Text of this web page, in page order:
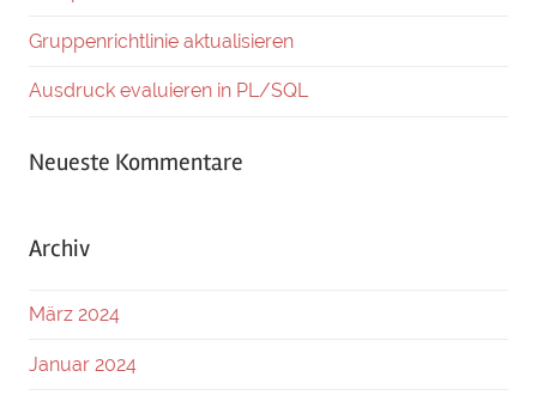
Gruppenrichtlinie aktualisieren
Ausdruck evaluieren in PL/SQL
Neueste Kommentare
Archiv
März 2024
Januar 2024